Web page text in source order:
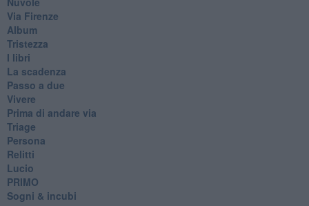
Via Firenze
Album
Tristezza
I libri
La scadenza
Passo a due
Vivere
Prima di andare via
Triage
Persona
Relitti
Lucio
PRIMO
Sogni & incubi